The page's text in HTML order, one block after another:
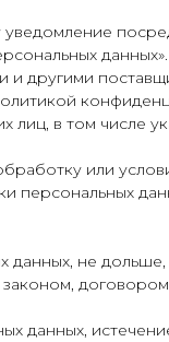
уведомление
данных».
другими
лиц, в том числе
или
персональных
данных, не дольше,
данных,